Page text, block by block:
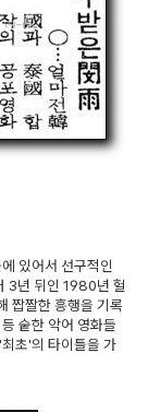
있어서 선구적인
3년 뒤인 1980년 헐
짭짤한 흥행을 기록
숱한 악어 영화들
초'의 타이틀을 가